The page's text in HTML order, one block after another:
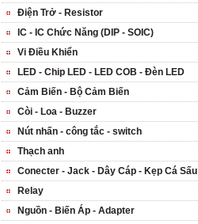
Điện Trở - Resistor
IC - IC Chức Năng (DIP - SOIC)
Vi Điều Khiển
LED - Chip LED - LED COB - Đèn LED
Cảm Biến - Bộ Cảm Biến
Còi - Loa - Buzzer
Nút nhấn - công tắc - switch
Thạch anh
Conecter - Jack - Dây Cáp - Kẹp Cá Sấu
Relay
Nguồn - Biến Áp - Adapter